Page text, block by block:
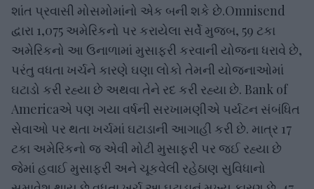
શાંત પ્રવાસી મોસમોમાંનો એક બની શકે છે.Omnisend
દ્વારા 1,075 અમેરિકનો પર કરાયેલા સર્વે મુજબ, 59 ટકા
અમેરિકનો આ ઉનાળામાં મુસાફરી કરવાની યોજના ધરાવે છે,
પરંતુ વધતા ખર્ચને કારણે ઘણા લોકો તેમની યોજનાઓમાં
ઘટાડો કરી રહ્યા છે અથવા તેને રદ કરી રહ્યા છે. Bank of
Americaએ પણ ગયા વર્ષની સરખામણીએ પર્યટન સંબંધિત
સેવાઓ પર થતા ખર્ચમાં ઘટાડાની આગાહી કરી છે. માત્ર 17
ટકા અમેરિકનો જ એવી મોટી મુસાફરી પર જઈ રહ્યા છે
જેમાં હવાઈ મુસાફરી અને ચૂકવેલી રહેઠાણ સુવિધાનો